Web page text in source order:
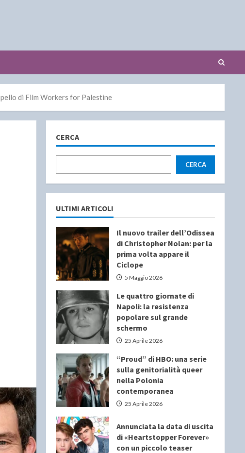
di Film Workers for Palestine
CERCA
CERCA
ULTIMI ARTICOLI
Il nuovo trailer dell’Odissea
di Christopher Nolan: per la
prima volta appare il
Ciclope
5 Maggio 2026
Le quattro giornate di
Napoli: la resistenza
popolare sul grande
schermo
25 Aprile 2026
“Proud” di HBO: una serie
sulla genitorialità queer
nella Polonia
contemporanea
25 Aprile 2026
Annunciata la data di uscita
di «Heartstopper Forever»
con un piccolo teaser